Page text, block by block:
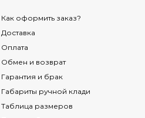
Как оформить заказ?
Доставка
Оплата
Обмен и возврат
Гарантия и брак
Габариты ручной клади
Таблица размеров